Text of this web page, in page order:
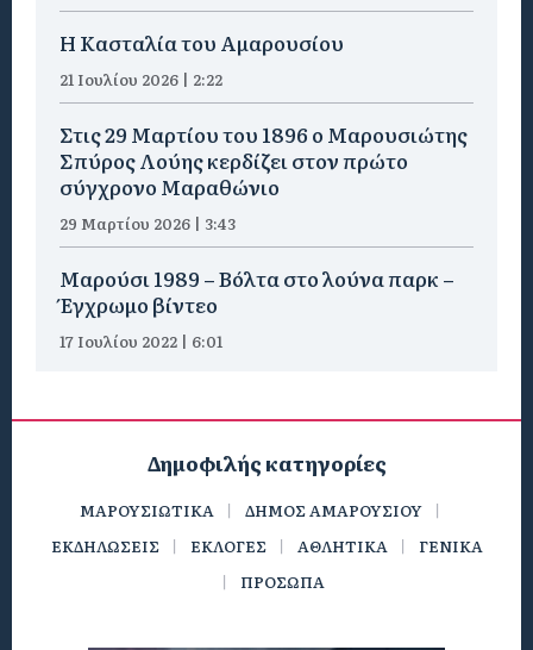
Η Κασταλία του Αμαρουσίου
21 Ιουλίου 2026 | 2:22
Στις 29 Μαρτίου του 1896 ο Μαρουσιώτης
Σπύρος Λούης κερδίζει στον πρώτο
σύγχρονο Μαραθώνιο
29 Μαρτίου 2026 | 3:43
Μαρούσι 1989 – Βόλτα στο λούνα παρκ –
Έγχρωμο βίντεο
17 Ιουλίου 2022 | 6:01
Δημοφιλής κατηγορίες
ΜΑΡΟΥΣΙΩΤΙΚΑ
ΔΗΜΟΣ ΑΜΑΡΟΥΣΙΟΥ
ΕΚΔΗΛΩΣΕΙΣ
ΕΚΛΟΓΕΣ ΑΘΛΗΤΙΚΑ
ΓΕΝΙΚΑ
ΠΡΟΣΩΠΑ